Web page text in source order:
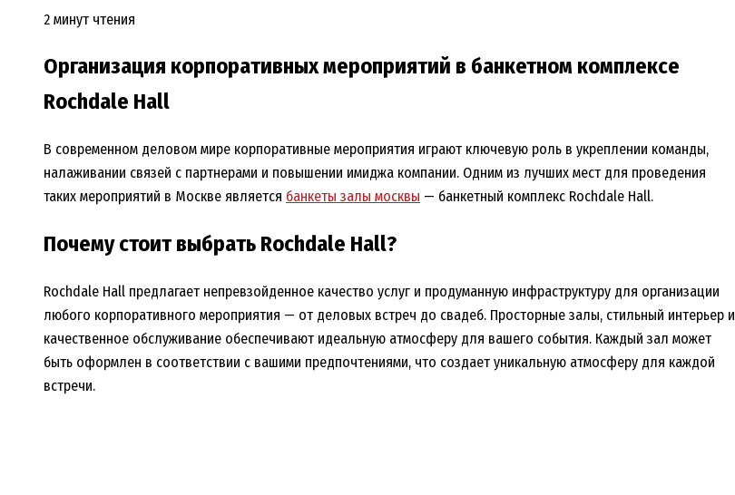
2 минут чтения
Организация корпоративных мероприятий в банкетном комплексе
Rochdale Hall
В современном деловом мире корпоративные мероприятия играют ключевую роль в укреплении команды,
налаживании связей с партнерами и повышении имиджа компании. Одним из лучших мест для проведения
таких мероприятий в Москве является банкеты залы москвы — банкетный комплекс Rochdale Hall.
Почему стоит выбрать Rochdale Hall?
Rochdale Hall предлагает непревзойденное качество услуг и продуманную инфраструктуру для организации
любого корпоративного мероприятия — от деловых встреч до свадеб. Просторные залы, стильный интерьер и
качественное обслуживание обеспечивают идеальную атмосферу для вашего события. Каждый зал может
быть оформлен в соответствии с вашими предпочтениями, что создает уникальную атмосферу для каждой
встречи.